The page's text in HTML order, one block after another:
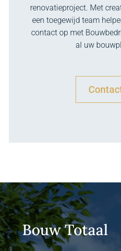
renovatieproject. Met
een toegewijd team
contact op met
al uw
Bouw Totaal